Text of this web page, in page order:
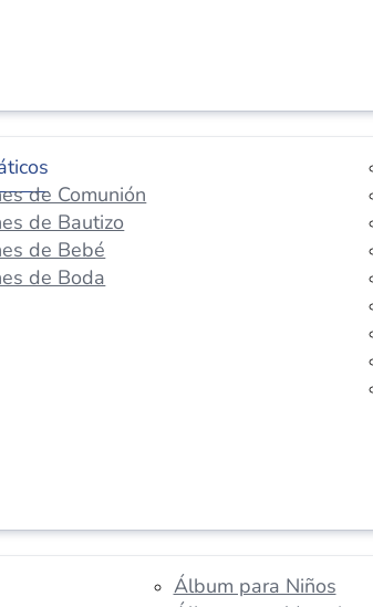
de Comunión
de Bautizo
de Bebé
de Boda
Álbum para Niños